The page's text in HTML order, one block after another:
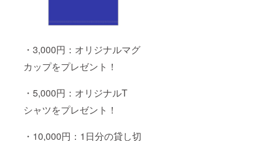
・3,000円：オリジナルマグ
カップをプレゼント！
・5,000円：オリジナルT
シャツをプレゼント！
・10,000円：1日分の貸し切